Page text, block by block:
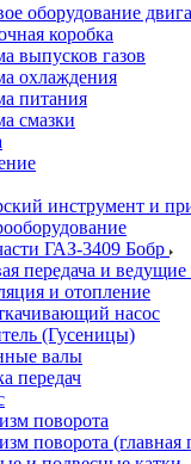
оборудование
коробка
выпусков газов
охлаждения
питания
смазки
инструмент и
ГАЗ-3409 Бобр
передача и ведущие
и отопление
насос
(Гусеницы)
валы
передач
поворота
поворота (главная